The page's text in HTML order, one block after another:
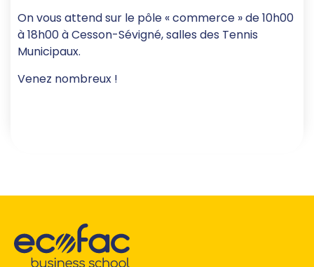
On vous attend sur le pôle « commerce » de 10h00
à 18h00 à Cesson-Sévigné, salles des Tennis
Municipaux.
Venez nombreux !